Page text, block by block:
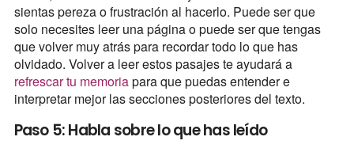
sientas pereza o frustración al hacerlo. Puede ser que
solo necesites leer una página o puede ser que tengas
que volver muy atrás para recordar todo lo que has
olvidado. Volver a leer estos pasajes te ayudará a
refrescar tu memoriapara que puedas entender e
interpretar mejor las secciones posteriores del texto.
Paso 5: Habla sobre lo que has leído